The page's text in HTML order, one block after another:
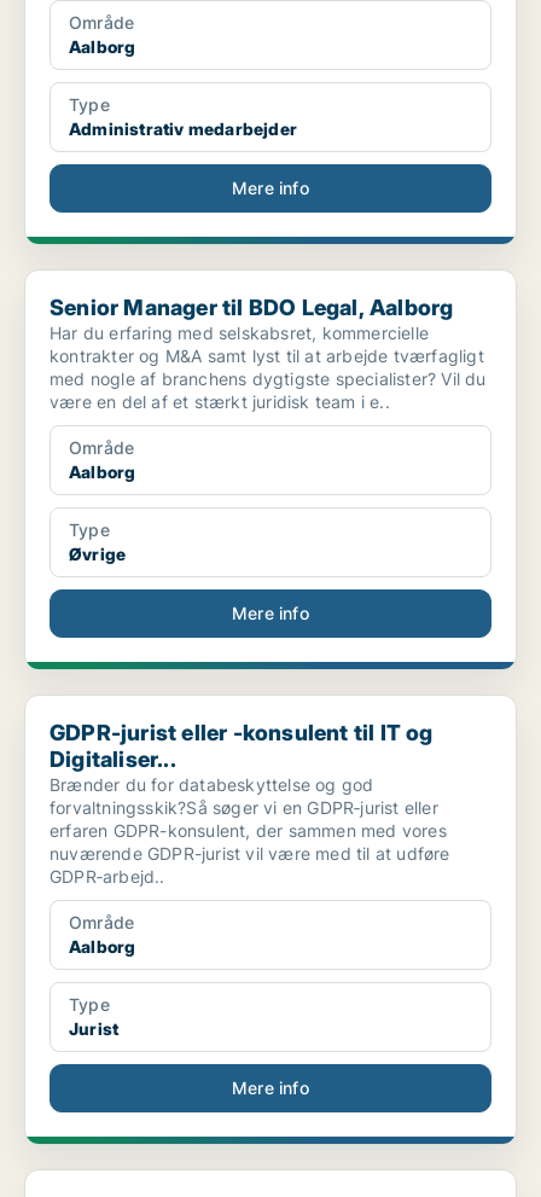
Område
Aalborg
Type
Administrativ medarbejder
Mere info
Senior Manager til BDO Legal, Aalborg
Senior Manager til BDO Legal, Aalborg
Har du erfaring med selskabsret, kommercielle
kontrakter og M&A samt lyst til at arbejde tværfagligt
med nogle af branchens dygtigste specialister? Vil du
være en del af et stærkt juridisk team i e..
Område
Aalborg
Type
Øvrige
Mere info
GDPR-jurist eller -konsulent til IT og Digitaliser...
GDPR-jurist eller -konsulent til IT og
Digitaliser...
Brænder du for databeskyttelse og god
forvaltningsskik?Så søger vi en GDPR‑jurist eller
erfaren GDPR-konsulent, der sammen med vores
nuværende GDPR-jurist vil være med til at udføre
GDPR‑arbejd..
Område
Aalborg
Type
Jurist
Mere info
Sygeplejerske til Ungdomshjemmet – En kombinations...